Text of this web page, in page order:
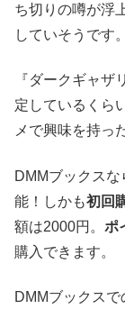
ち切りの噂が浮
していそうです。
『ダークギャ
定しているくら
メで興味を持っ
DMMブックス
能！しかも初回
額は2000円。 ポ
購入できます。
DMMブックス